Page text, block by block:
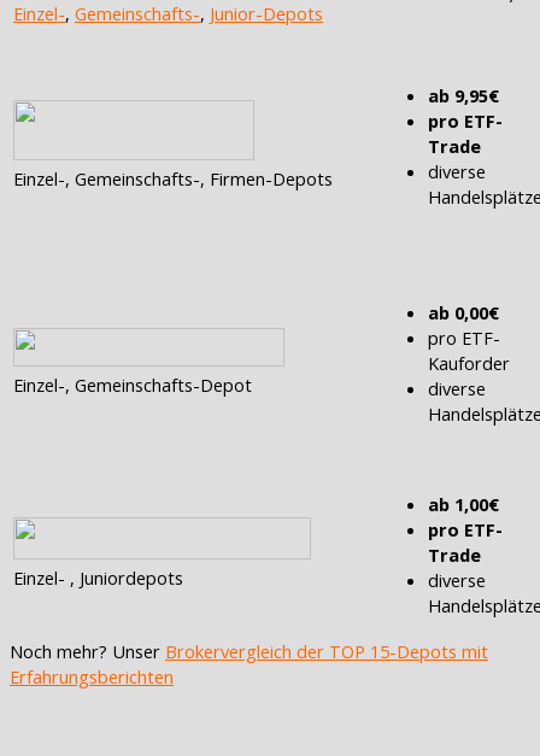
Einzel-, Gemeinschafts-, Junior-Depots
Einzel-, Gemeinschafts-, Firmen-Depots
ab 9,95€
pro ETF-
Trade
diverse
Einzel-, Gemeinschafts-Depot
ab 0,00€
pro ETF-
Kauforder
diverse
Einzel- , Juniordepots
ab 1,00€
pro ETF-
Trade
diverse
Noch mehr? Unser Brokervergleich der TOP 15-Depots mit
Erfahrungsberichten